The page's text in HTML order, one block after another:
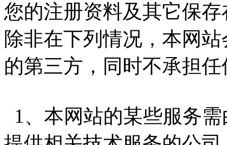
您的注册资料及其它保
除非在下列情况，本网
的第三方，同时不承担
1、本网站的某些服务